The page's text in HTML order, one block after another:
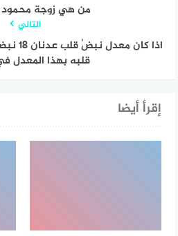
من هي زوجة محمود
التالي
قلبه بهذا المعدل في ٦٠
إقرأ أيضا